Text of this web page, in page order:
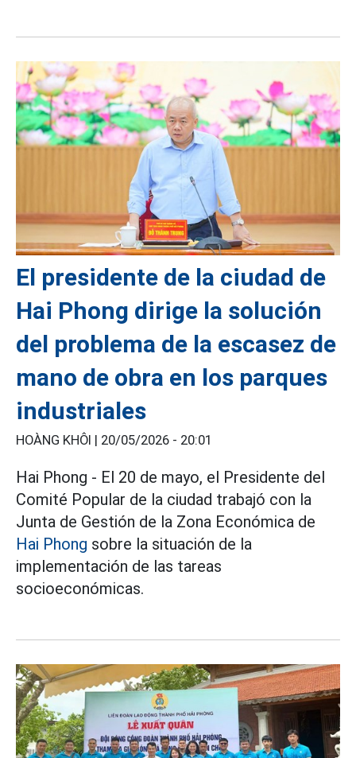
El presidente de la ciudad de
Hai Phong dirige la solución
del problema de la escasez de
mano de obra en los parques
industriales
HOÀNG KHÔI | 20/05/2026 - 20:01
Hai Phong - El 20 de mayo, el Presidente del
Comité Popular de la ciudad trabajó con la
Junta de Gestión de la Zona Económica de
Hai Phong sobre la situación de la
implementación de las tareas
socioeconómicas.